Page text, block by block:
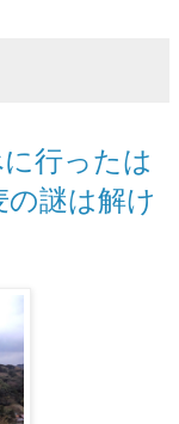
行ったは
謎は解け